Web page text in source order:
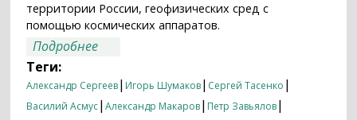
территории России, геофизических сред с
помощью космических аппаратов.
Подробнее
Теги:
Александр Сергеев| Игорь Шумаков| Сергей Тасенко |
Василий Асмус|Александр Макаров| Петр Завьялов|